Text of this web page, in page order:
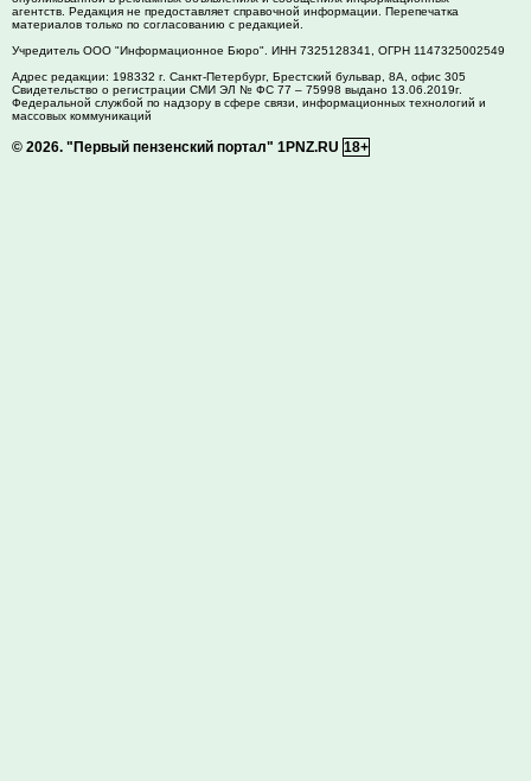
агентств. Редакция не предоставляет справочной информации. Перепечатка
материалов только по согласованию с редакцией.
Учредитель ООО "Информационное Бюро". ИНН 7325128341, ОГРН 1147325002549
Адрес редакции: 198332 г. Санкт-Петербург, Брестский бульвар, 8А, офис 305
Свидетельство о регистрации СМИ ЭЛ № ФС 77 – 75998 выдано 13.06.2019г.
Федеральной службой по надзору в сфере связи, информационных технологий и
массовых коммуникаций
© 2026. "Первый пензенский портал" 1PNZ.RU 18+